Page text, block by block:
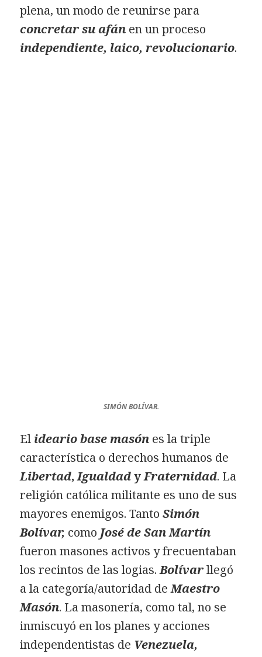
plena, un modo de reunirse para
concretar su afán en un proceso
independiente, laico, revolucionario.
SIMÓN BOLÍVAR.
El ideario base masón es la triple
característica o derechos humanos de
Libertad,IgualdadyFraternidad. La
religión católica militante es uno de sus
mayores enemigos. TantoSimón
Bolívar, como José de San Martín
fueron masones activos y frecuentaban
los recintos de las logias.Bolívarllegó
a la categoría/autoridad deMaestro
Masón. La masonería, como tal, no se
inmiscuyó en los planes y acciones
independentistas de Venezuela,